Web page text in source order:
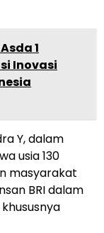
1
Inovasi
Y, dalam
usia 130
masyarakat
BRI dalam